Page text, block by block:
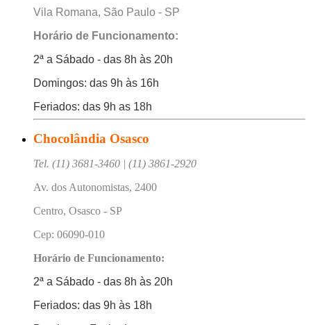
Vila Romana, São Paulo - SP
Horário de Funcionamento:
2ª a Sábado - das 8h às 20h
Domingos: das 9h às 16h
Feriados: das 9h as 18h
Chocolândia Osasco
Tel. (11) 3681-3460 | (11) 3861-2920
Av. dos Autonomistas, 2400
Centro, Osasco - SP
Cep: 06090-010
Horário de Funcionamento:
2ª a Sábado - das 8h às 20h
Feriados: das 9h às 18h